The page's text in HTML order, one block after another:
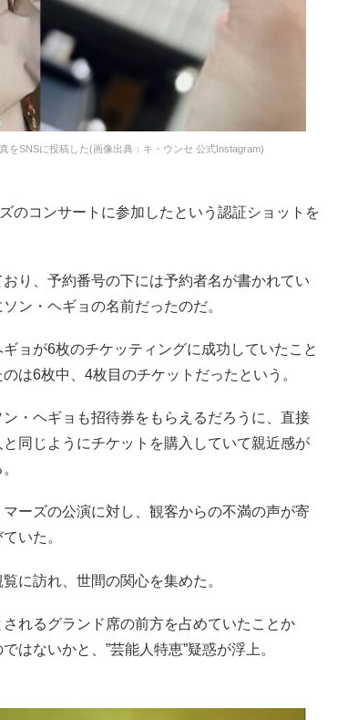
をSNSに投稿した(画像出典：キ・ウンセ 公式Instagram)
のコンサートに参加したという認証ショットを
り、予約番号の下には予約者名が書かれてい
ン・ヘギョの名前だったのだ。
ョが6枚のチケッティングに成功していたこと
は6枚中、4枚目のチケットだったという。
・ヘギョも招待券をもらえるだろうに、直接
同じようにチケットを購入していて親近感が
ーズの公演に対し、観客からの不満の声が寄
いた。
に訪れ、世間の関心を集めた。
れるグランド席の前方を占めていたことか
はないかと、”芸能人特恵”疑惑が浮上。